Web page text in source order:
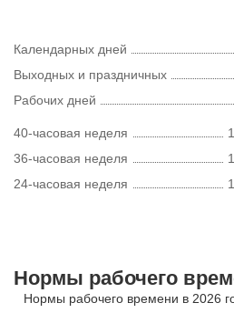
Календарных дней
Выходных и праздничных
Рабочих дней
40-часовая неделя
36-часовая неделя
24-часовая неделя
Нормы рабочего
Нормы рабочего времени в 2026